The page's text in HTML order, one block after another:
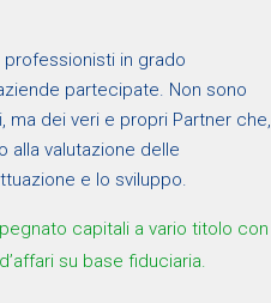
in grado
partecipate. Non sono
dei veri e propri Partner che,
alla valutazione delle
e lo sviluppo.
capitali a vario titolo con
su base fiduciaria.